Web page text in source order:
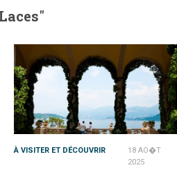
"
À VISITER ET DÉCOUVRIR
18 AO�T
2025